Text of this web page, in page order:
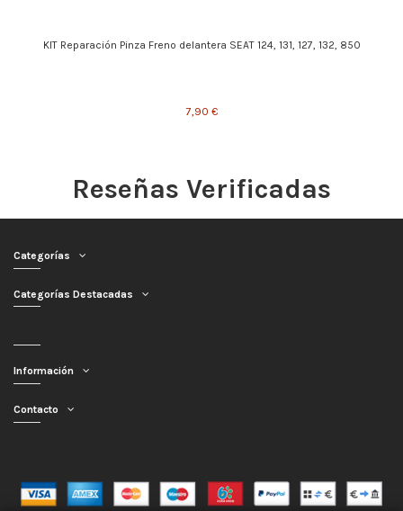
KIT Reparación Pinza Freno delantera SEAT 124, 131, 127, 132, 850
7,90 €
Reseñas Verificadas
Categorías
Categorías Destacadas
Información
Contacto